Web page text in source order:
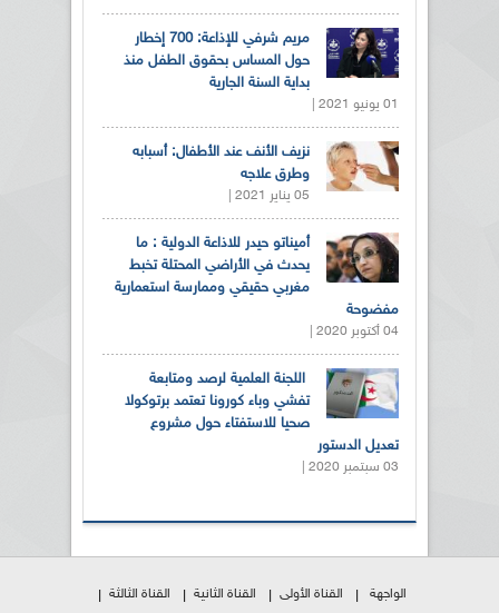
مريم شرفي للإذاعة: 700 إخطار
حول المساس بحقوق الطفل منذ
بداية السنة الجارية
01 يونيو 2021 |
نزيف الأنف عند الأطفال: أسبابه
وطرق علاجه
05 يناير 2021 |
أميناتو حيدر للاذاعة الدولية : ما
يحدث في الأراضي المحتلة تخبط
مغربي حقيقي وممارسة استعمارية
مفضوحة
04 أكتوبر 2020 |
اللجنة العلمية لرصد ومتابعة
تفشي وباء كورونا تعتمد برتوكولا
صحيا للاستفتاء حول مشروع
تعديل الدستور
03 سبتمبر 2020 |
الواجهة القناة الأولى القناة الثانية
القناة الثالثة